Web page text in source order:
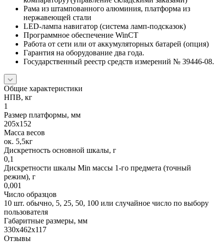
Рама из штампованного алюминия, платформа из
нержавеющей стали
LED-лампа навигатор (система ламп-подсказок)
Программное обеспечение WinCT
Работа от сети или от аккумуляторных батарей (опция)
Гарантия на оборудование два года.
Государственный реестр средств измерений № 39446-08.
Общие характеристики
НПВ, кг
1
Размер платформы, мм
205х152
Масса весов
ок. 5,5кг
Дискретность основной шкалы, г
0,1
Дискретности шкалы Min массы 1-го предмета (точный
режим), г
0,001
Число образцов
10 шт. обычно, 5, 25, 50, 100 или случайное число по выбору
пользователя
Габаритные размеры, мм
330х462х117
Отзывы